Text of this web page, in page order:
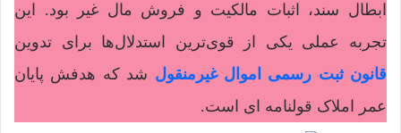
ابطال سند، اثبات مالکیت و فروش مال غیر بود. این
تجربه عملی یکی از قوی‌ترین استدلال‌ها برای تدوین
قانون ثبت رسمی اموال غیرمنقول شد که هدفش پایان
عمر املاک قولنامه ای است.